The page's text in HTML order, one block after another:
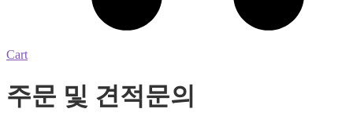
Cart
주문 및 견적문의